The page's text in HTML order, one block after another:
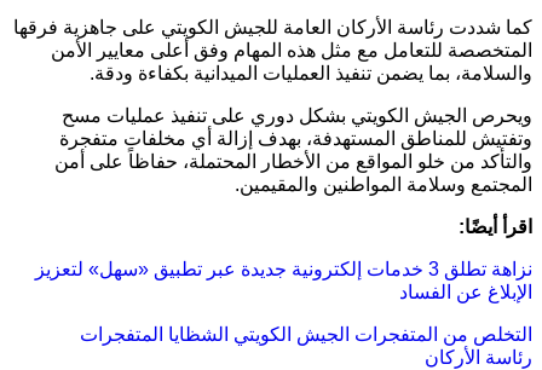
كما شددت رئاسة الأركان العامة للجيش الكويتي على جاهزية فرقها
المتخصصة للتعامل مع مثل هذه المهام وفق أعلى معايير الأمن
والسلامة، بما يضمن تنفيذ العمليات الميدانية بكفاءة ودقة.
ويحرص الجيش الكويتي بشكل دوري على تنفيذ عمليات مسح
وتفتيش للمناطق المستهدفة، بهدف إزالة أي مخلفات متفجرة
والتأكد من خلو المواقع من الأخطار المحتملة، حفاظاً على أمن
المجتمع وسلامة المواطنين والمقيمين.
اقرأ أيضًا:
نزاهة تطلق 3 خدمات إلكترونية جديدة عبر تطبيق «سهل» لتعزيز
الإبلاغ عن الفساد
التخلص من المتفجرات الجيش الكويتي الشظايا المتفجرات
رئاسة الأركان